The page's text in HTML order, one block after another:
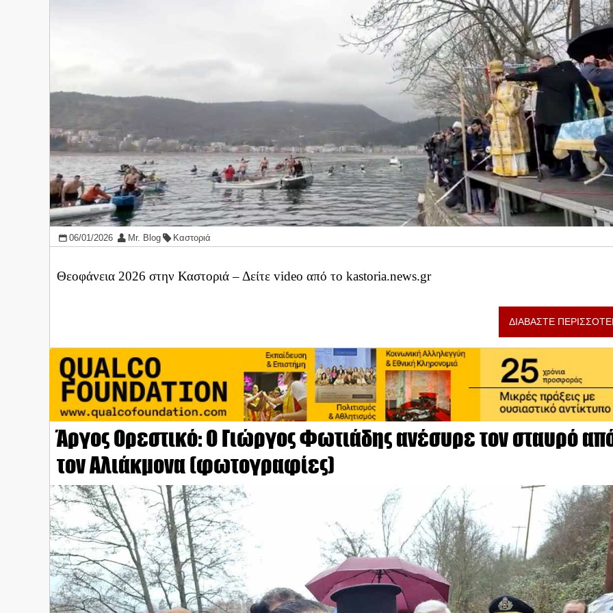
06/01/2026 Mr. Blog Καστοριά
Θεοφάνεια 2026 στην Καστοριά – Δείτε video από το kastoria.news.gr
ΔΙΑΒΑΣΤΕ
Άργος Ορεστικό: Ο Γιώργος Φωτιάδης ανέσυρε τον σταυρό
τον Αλιάκμονα (φωτογραφίες)